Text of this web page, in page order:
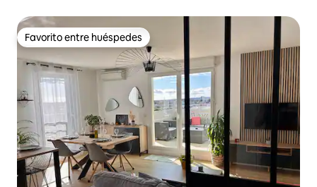
Favorito entre huéspedes
Favorito entre huéspedes